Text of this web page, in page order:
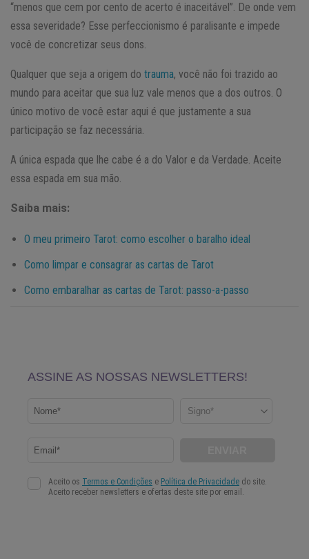
“menos que cem por cento de acerto é inaceitável”. De onde vem
essa severidade? Esse perfeccionismo é paralisante e impede
você de concretizar seus dons.
Qualquer que seja a origem do trauma, você não foi trazido ao
mundo para aceitar que sua luz vale menos que a dos outros. O
único motivo de você estar aqui é que justamente a sua
participação se faz necessária.
A única espada que lhe cabe é a do Valor e da Verdade. Aceite
essa espada em sua mão.
Saiba mais:
O meu primeiro Tarot: como escolher o baralho ideal
Como limpar e consagrar as cartas de Tarot
Como embaralhar as cartas de Tarot: passo-a-passo